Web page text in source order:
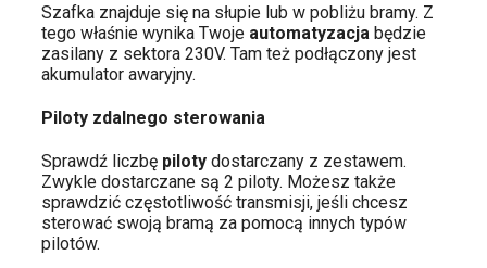
Szafka znajduje się na słupie lub w pobliżu bramy. Z
tego właśnie wynika Twoje automatyzacja będzie
zasilany z sektora 230V. Tam też podłączony jest
akumulator awaryjny.
Piloty zdalnego sterowania
Sprawdź liczbę piloty dostarczany z zestawem.
Zwykle dostarczane są 2 piloty. Możesz także
sprawdzić częstotliwość transmisji, jeśli chcesz
sterować swoją bramą za pomocą innych typów
pilotów.